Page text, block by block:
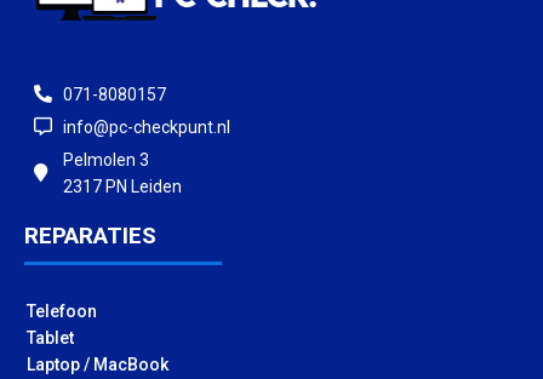
071-8080157
info@pc-checkpunt.nl
Pelmolen 3
2317 PN Leiden
REPARATIES
Telefoon
Tablet
Laptop / MacBook